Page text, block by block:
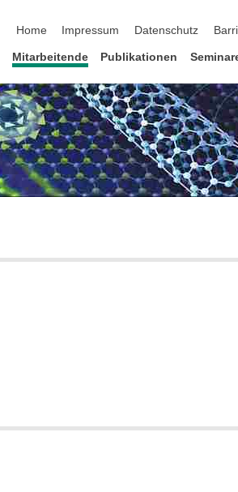
Home
Impressum Datenschutz
Mitarbeitende Publikationen